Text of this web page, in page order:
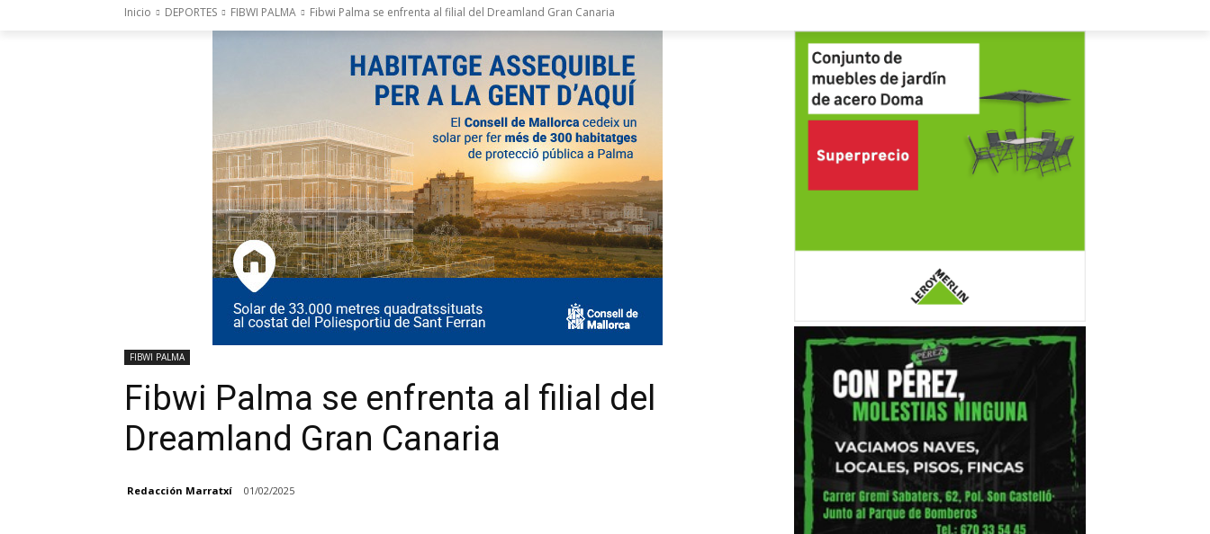
Inicio DEPORTES FIBWI PALMA Fibwi Palma se enfrenta al filial del Dreamland Gran Canaria
FIBWI PALMA
Fibwi Palma se enfrenta al filial del
Dreamland Gran Canaria
Redacción Marratxí 01/02/2025